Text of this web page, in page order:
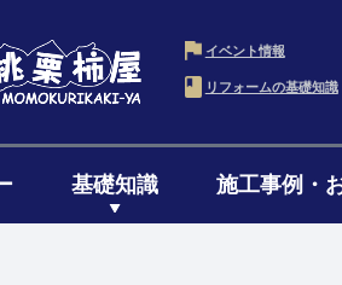
イベント情報
リフォームの基礎知識
基礎知識 施工事例・